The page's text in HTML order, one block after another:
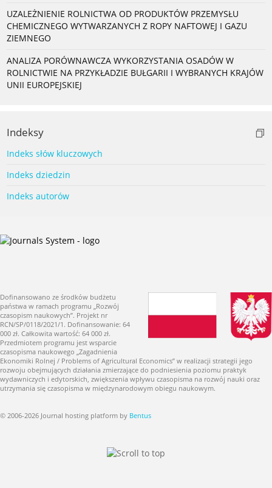
UZALEŻNIENIE ROLNICTWA OD PRODUKTÓW PRZEMYSŁU
CHEMICZNEGO WYTWARZANYCH Z ROPY NAFTOWEJ I GAZU
ZIEMNEGO
ANALIZA PORÓWNAWCZA WYKORZYSTANIA OSADÓW W
ROLNICTWIE NA PRZYKŁADZIE BUŁGARII I WYBRANYCH KRAJÓW
UNII EUROPEJSKIEJ
Indeksy
Indeks słów kluczowych
Indeks dziedzin
Indeks autorów
Dofinansowano ze środków budżetu
państwa w ramach programu „Rozwój
czasopism naukowych”. Projekt nr
RCN/SP/0118/2021/1. Dofinansowanie: 64
000 zł. Całkowita wartość: 64 000 zł.
Przedmiotem programu jest wsparcie
czasopisma naukowego „Zagadnienia
Ekonomiki Rolnej / Problems of Agricultural Economics” w realizacji strategii jego
rozwoju obejmujących działania zmierzające do podniesienia poziomu praktyk
wydawniczych i edytorskich, zwiększenia wpływu czasopisma na rozwój nauki oraz
utrzymania się czasopisma w międzynarodowym obiegu naukowym.
© 2006-2026 Journal hosting platform by Bentus